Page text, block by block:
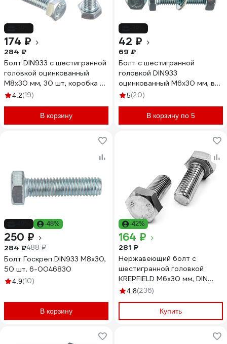
174 ₽
284 ₽
Болт DIN933 с шестигранной
головкой оцинкованный
М8x30 мм, 30 шт, коробка с
окном Tech-Kr Zitar 105209
4.2(19)
В корзину
42 ₽
69 ₽
Болт с шестигранной
головкой DIN933
оцинкованный М6x30 мм, в
комплекте с гайкой и
5(20)
В корзину по 5
-48%
250 ₽
284 ₽488 ₽
Болт Госкреп DIN933 М8х30,
50 шт. 6-0046830
4.9(10)
В корзину
-42%
164 ₽
281 ₽
Нержавеющий болт с
шестигранной головкой
KREPFIELD M6x30 мм, DIN
933, А2, полная резьба, 10
4.8(236)
Купить